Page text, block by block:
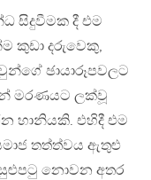
සිදුවීමක දී එම
කුඩා දරුවෙකු,
ඡායාරූපවලට
මරණයට ලක්වූ
හානියකි. එහිදී එම
තත්ත්වය ඇතුළු
සුළුපටු නොවන අතර